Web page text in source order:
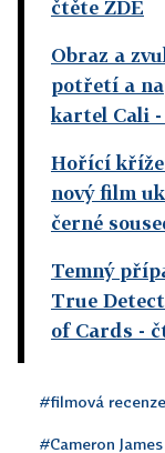
čtěte ZDE
Obraz a
potřetí a
kartel Cali
Hořící kříže
nový film
černé
Temný
True
of Cards -
#filmová recenze
#Cameron James